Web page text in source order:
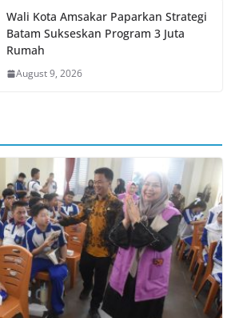
Wali Kota Amsakar Paparkan Strategi
Batam Sukseskan Program 3 Juta
Rumah
August 9, 2026